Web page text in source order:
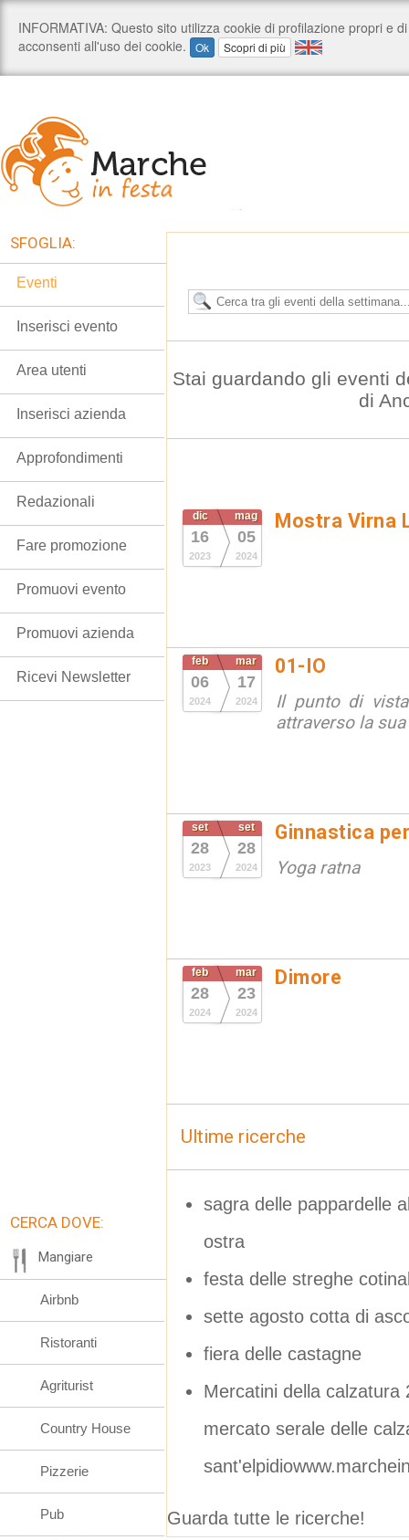
Stai guardando gli eventi
di
dic
16
2023
mag
05
2024
Mostra Virna
feb
06
2024
mar
17
2024
01-IO
Il punto di vista
attraverso la
set
28
2023
set
28
2024
Ginnastica
Yoga ratna
feb
28
2024
mar
23
2024
Dimore
Ultime ricerche
sagra delle pappardelle
ostra
festa delle streghe
sette agosto cotta di
fiera delle castagne
Mercatini della calzatura
mercato serale delle
Guarda tutte le ricerche!
SFOGLIA:
Eventi
Inserisci evento
Area utenti
Inserisci azienda
Approfondimenti
Redazionali
Fare promozione
Promuovi evento
Promuovi azienda
Ricevi Newsletter
CERCA DOVE:
Mangiare
Airbnb
Ristoranti
Agriturist
Country House
Pizzerie
Pub